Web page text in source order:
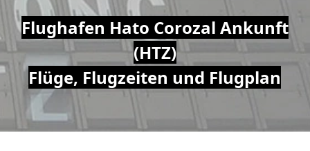
Air
Traffic
Live
Flughafen Hato Corozal Ankunft
(HTZ)
Flüge, Flugzeiten und Flugplan